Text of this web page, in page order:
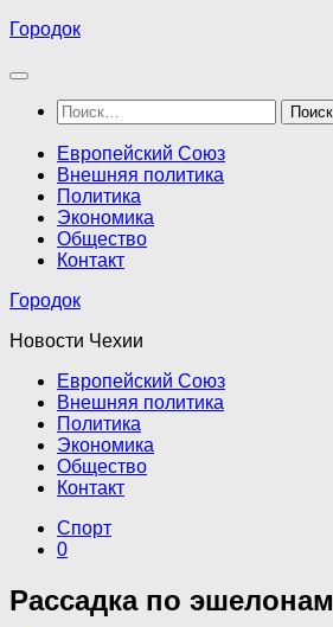
Перейти
содержимому
Городок
Найти:
Европейский Союз
Внешняя политика
Политика
Экономика
Общество
Контакт
Городок
Новости Чехии
Европейский Союз
Внешняя политика
Политика
Экономика
Общество
Контакт
Спорт
0
Рассадка по эшелонам